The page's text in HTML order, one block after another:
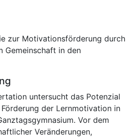
zur Motivationsförderung durch
Gemeinschaft in den
untersucht das Potenzial
der Lernmotivation in
Vor dem
Veränderungen,